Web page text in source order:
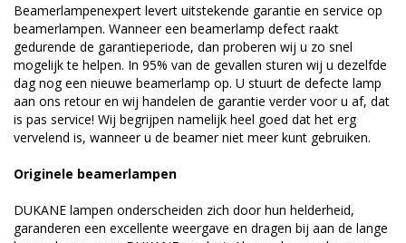
Beamerlampenexpert levert uitstekende garantie en service op
beamerlampen. Wanneer een beamerlamp defect raakt
gedurende de garantieperiode, dan proberen wij u zo snel
mogelijk te helpen. In 95% van de gevallen sturen wij u dezelfde
dag nog een nieuwe beamerlamp op. U stuurt de defecte lamp
aan ons retour en wij handelen de garantie verder voor u af, dat
is pas service! Wij begrijpen namelijk heel goed dat het erg
vervelend is, wanneer u de beamer niet meer kunt gebruiken.
Originele beamerlampen
DUKANE lampen onderscheiden zich door hun helderheid,
garanderen een excellente weergave en dragen bij aan de lange